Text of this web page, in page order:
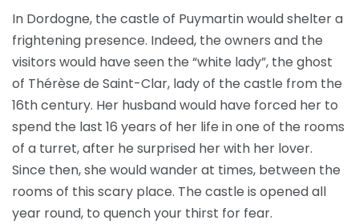
In Dordogne, the castle of Puymartin would shelter a
frightening presence. Indeed, the owners and the
visitors would have seen the “white lady”, the ghost
of Thérèse de Saint-Clar, lady of the castle from the
16th century. Her husband would have forced her to
spend the last 16 years of her life in one of the rooms
of a turret, after he surprised her with her lover.
Since then, she would wander at times, between the
rooms of this scary place. The castle is opened all
year round, to quench your thirst for fear.